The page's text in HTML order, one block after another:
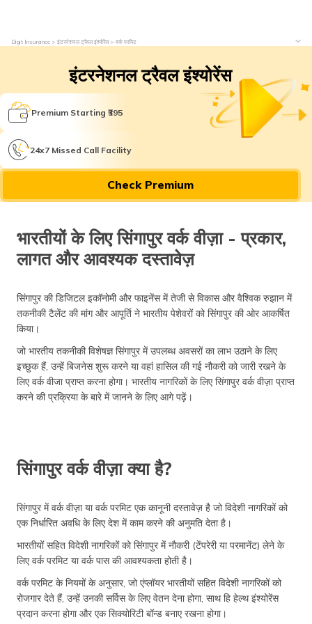
Digit Insurance इंटरनेशनल ट्रैवल इंश्योरेंस वर्क परमिट
इंटरनेशनल ट्रैवल इंश्योरेंस
Premium Starting ₹395
24x7 Missed Call Facility
Check Premium
भारतीयों के लिए सिंगापुर वर्क वीज़ा - प्रकार,
लागत और आवश्यक दस्तावेज़
सिंगापुर की डिजिटल इकॉनोमी और फाइनेंस में तेजी से विकास और वैश्विक रुझान में
तकनीकी टैलेंट की मांग और आपूर्ति ने भारतीय पेशेवरों को सिंगापुर की ओर आकर्षित
किया।
जो भारतीय तकनीकी विशेषज्ञ सिंगापुर में उपलब्ध अवसरों का लाभ उठाने के लिए
इच्छुक हैं, उन्हें बिजनेस शुरू करने या वहां हासिल की गई नौकरी को जारी रखने के
लिए वर्क वीजा प्राप्त करना होगा। भारतीय नागरिकों के लिए सिंगापुर वर्क वीज़ा प्राप्त
करने की प्रक्रिया के बारे में जानने के लिए आगे पढ़ें।
सिंगापुर वर्क वीज़ा क्या है?
सिंगापुर में वर्क वीज़ा या वर्क परमिट एक कानूनी दस्तावेज़ है जो विदेशी नागरिकों को
एक निर्धारित अवधि के लिए देश में काम करने की अनुमति देता है।
भारतीयों सहित विदेशी नागरिकों को सिंगापुर में नौकरी (टेंपरेरी या परमानेंट) लेने के
लिए वर्क परमिट या वर्क पास की आवश्यकता होती है।
वर्क परमिट के नियमों के अनुसार, जो एंप्लॉयर भारतीयों सहित विदेशी नागरिकों को
रोजगार देते हैं, उन्हें उनकी सर्विस के लिए वेतन देना होगा, साथ हि हेल्थ इंश्योरेंस
प्रदान करना होगा और एक सिक्योरिटी बॉन्ड बनाए रखना होगा।